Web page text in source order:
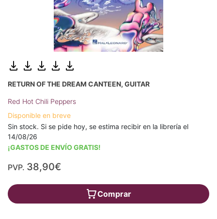
RETURN OF THE DREAM CANTEEN, GUITAR
Red Hot Chili Peppers
Disponible en breve
Sin stock. Si se pide hoy, se estima recibir en la librería el
14/08/26
¡GASTOS DE ENVÍO GRATIS!
PVP. 38,90€
Comprar